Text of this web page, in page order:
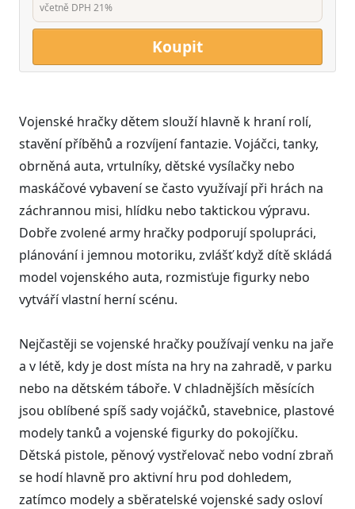
včetně DPH 21%
Koupit
Vojenské hračky dětem slouží hlavně k hraní rolí,
stavění příběhů a rozvíjení fantazie. Vojáčci, tanky,
obrněná auta, vrtulníky, dětské vysílačky nebo
maskáčové vybavení se často využívají při hrách na
záchrannou misi, hlídku nebo taktickou výpravu.
Dobře zvolené army hračky podporují spolupráci,
plánování i jemnou motoriku, zvlášť když dítě skládá
model vojenského auta, rozmisťuje figurky nebo
vytváří vlastní herní scénu.
Nejčastěji se vojenské hračky používají venku na jaře
a v létě, kdy je dost místa na hry na zahradě, v parku
nebo na dětském táboře. V chladnějších měsících
jsou oblíbené spíš sady vojáčků, stavebnice, plastové
modely tanků a vojenské figurky do pokojíčku.
Dětská pistole, pěnový vystřelovač nebo vodní zbraň
se hodí hlavně pro aktivní hru pod dohledem,
zatímco modely a sběratelské vojenské sady osloví